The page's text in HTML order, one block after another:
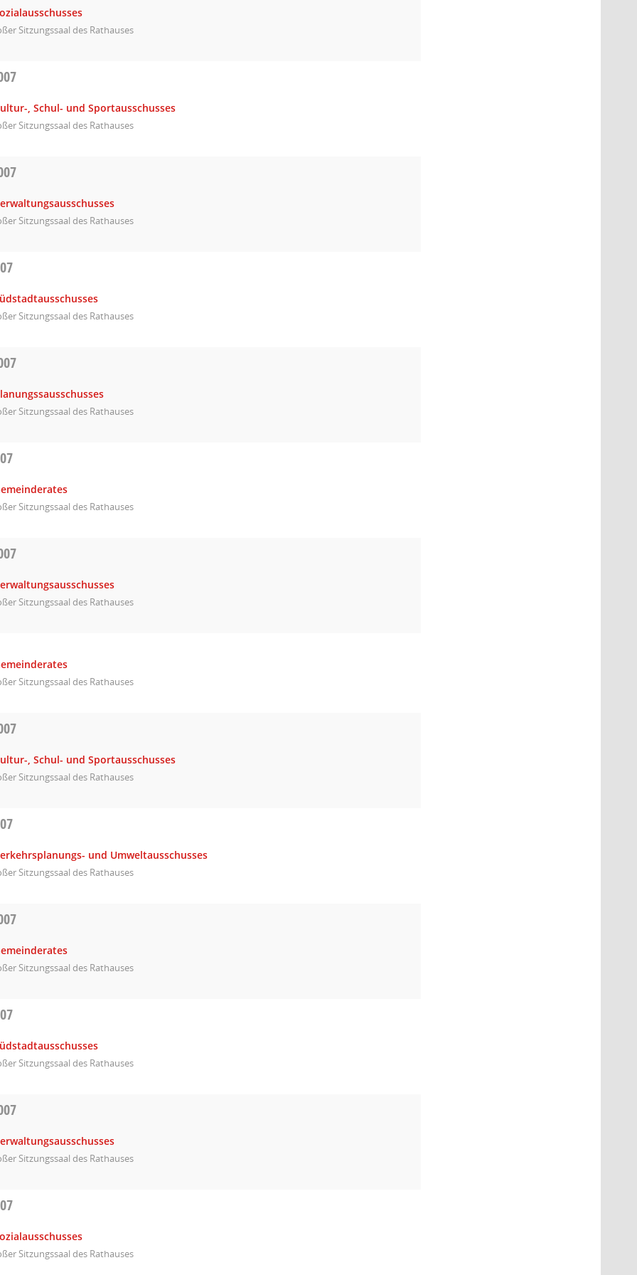
Sitzungssaal des Rathauses
, Schul- und Sportausschusses
Sitzungssaal des Rathauses
Sitzungssaal des Rathauses
Sitzungssaal des Rathauses
Sitzungssaal des Rathauses
Sitzungssaal des Rathauses
Sitzungssaal des Rathauses
Sitzungssaal des Rathauses
, Schul- und Sportausschusses
Sitzungssaal des Rathauses
und Umweltausschusses
Sitzungssaal des Rathauses
Sitzungssaal des Rathauses
Sitzungssaal des Rathauses
Sitzungssaal des Rathauses
Sitzungssaal des Rathauses